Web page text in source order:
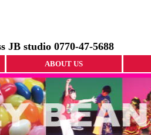
JB studio 0770-47-5688
ABOUT US